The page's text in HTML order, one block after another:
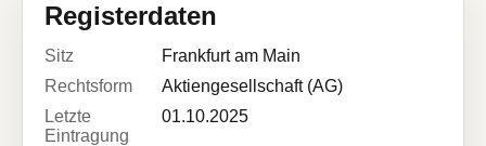
Registerdaten
Sitz
Frankfurt am Main
Rechtsform
Aktiengesellschaft (AG)
Letzte
Eintragung
01.10.2025